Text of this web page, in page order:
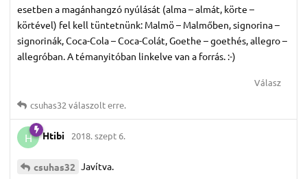
esetben a magánhangzó nyúlását (alma – almát, körte –
körtével) fel kell tüntetnünk: Malmö – Malmőben, signorina –
signorinák, Coca-Cola – Coca-Colát, Goethe – goethés, allegro –
allegróban. A témanyitóban linkelve van a forrás. :-)
Válasz
csuhas32 válaszolt erre.
H Htibi 2018. szept 6.
csuhas32 Javítva.